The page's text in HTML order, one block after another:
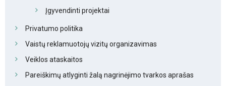
Įgyvendinti projektai
Privatumo politika
Vaistų reklamuotojų vizitų organizavimas
Veiklos ataskaitos
Pareiškimų atlyginti žalą nagrinėjimo tvarkos aprašas